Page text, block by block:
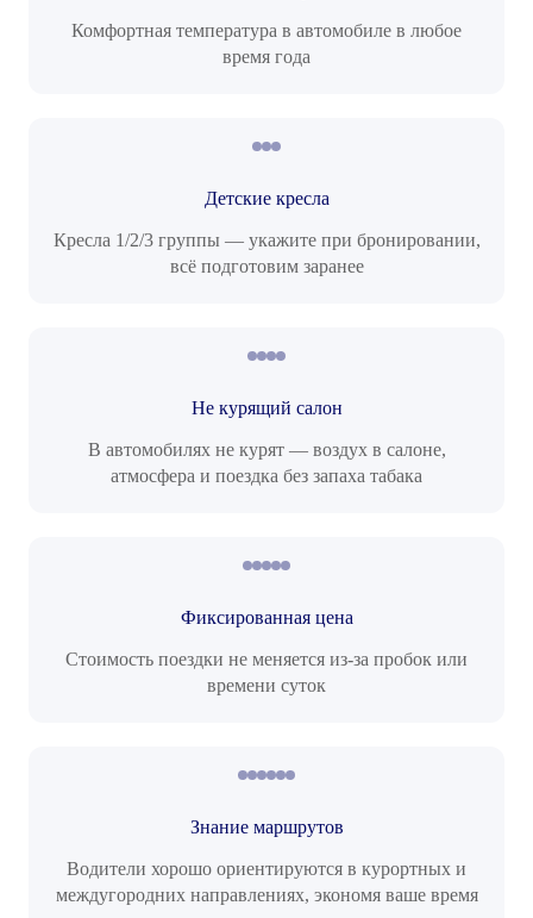
Комфортная температура в автомобиле в любое
время года
Детские кресла
Кресла 1/2/3 группы — укажите при бронировании,
всё подготовим заранее
Не курящий салон
В автомобилях не курят — воздух в салоне,
атмосфера и поездка без запаха табака
Фиксированная цена
Стоимость поездки не меняется из-за пробок или
времени суток
Знание маршрутов
Водители хорошо ориентируются в курортных и
междугородних направлениях, экономя ваше время